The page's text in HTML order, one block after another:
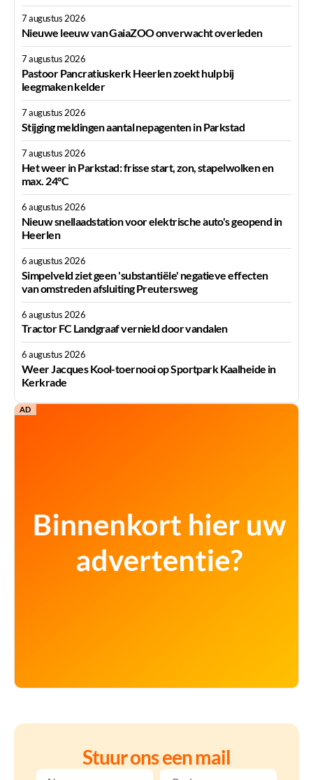
7 augustus 2026
Nieuwe leeuw van GaiaZOO onverwacht overleden
7 augustus 2026
Pastoor Pancratiuskerk Heerlen zoekt hulp bij
leegmaken kelder
7 augustus 2026
Stijging meldingen aantal nepagenten in Parkstad
7 augustus 2026
Het weer in Parkstad: frisse start, zon, stapelwolken en
max. 24°C
6 augustus 2026
Nieuw snellaadstation voor elektrische auto's geopend in
Heerlen
6 augustus 2026
Simpelveld ziet geen 'substantiële' negatieve effecten
van omstreden afsluiting Preutersweg
6 augustus 2026
Tractor FC Landgraaf vernield door vandalen
6 augustus 2026
Weer Jacques Kool-toernooi op Sportpark Kaalheide in
Kerkrade
AD
Stuur ons een mail